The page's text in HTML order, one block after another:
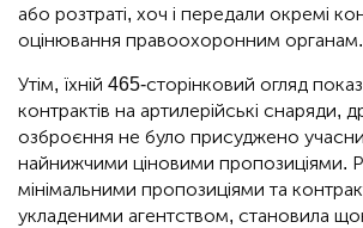
або розтраті, хоч і передали окремі
оцінювання правоохоронним органам.
Утім, їхній 465-сторінковий огляд
контрактів на артилерійські снаряди,
озброєння не було присуджено
найнижчими ціновими пропозиціями.
мінімальними пропозиціями та
укладеними агентством, становила